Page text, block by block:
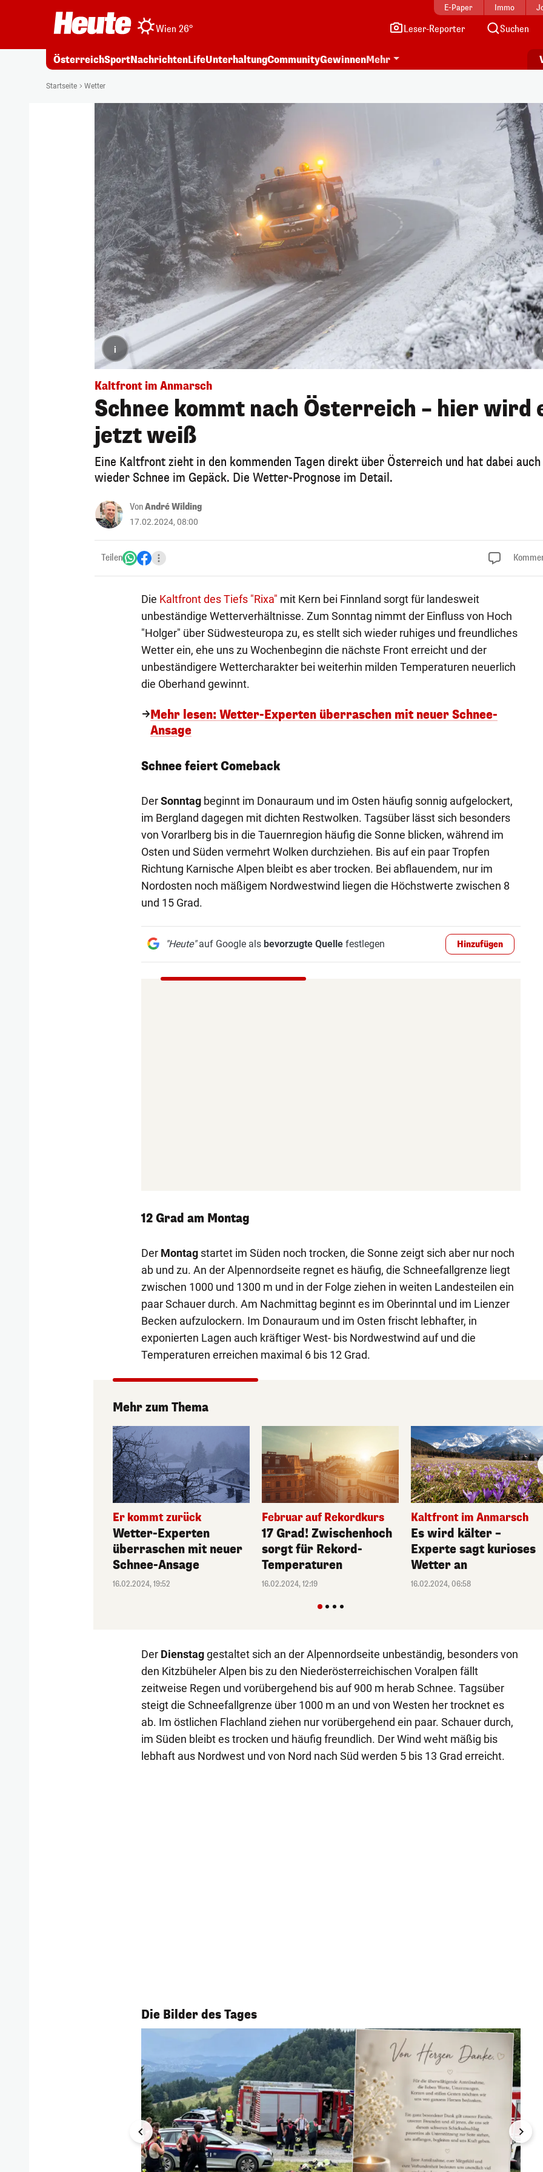
E-Paper Immo
Wien 26° Leser-Reporter Suchen
ÖsterreichSportNachrichtenLifeUnterhaltungCommunityGewinnenMehr
Startseite Wetter
i
Kaltfront im Anmarsch
Schnee kommt nach Österreich – hier wird
jetzt weiß
Eine Kaltfront zieht in den kommenden Tagen direkt über Österreich und hat dabei auch
wieder Schnee im Gepäck. Die Wetter-Prognose im Detail.
VonAndré Wilding
17.02.2024, 08:00
Teilen
Die Kaltfront des Tiefs "Rixa" mit Kern bei Finnland sorgt für landesweit
unbeständige Wetterverhältnisse. Zum Sonntag nimmt der Einfluss von Hoch
"Holger" über Südwesteuropa zu, es stellt sich wieder ruhiges und freundliches
Wetter ein, ehe uns zu Wochenbeginn die nächste Front erreicht und der
unbeständigere Wettercharakter bei weiterhin milden Temperaturen neuerlich
die Oberhand gewinnt.
Mehr lesen: Wetter-Experten überraschen mit neuer Schnee-
Ansage
Schnee feiert Comeback
DerSonntagbeginnt im Donauraum und im Osten häufig sonnig aufgelockert,
im Bergland dagegen mit dichten Restwolken. Tagsüber lässt sich besonders
von Vorarlberg bis in die Tauernregion häufig die Sonne blicken, während im
Osten und Süden vermehrt Wolken durchziehen. Bis auf ein paar Tropfen
Richtung Karnische Alpen bleibt es aber trocken. Bei abflauendem, nur im
Nordosten noch mäßigem Nordwestwind liegen die Höchstwerte zwischen 8
und 15 Grad.
"Heute"auf Google als bevorzugte Quellefestlegen Hinzufügen
12 Grad am Montag
Der Montagstartet im Süden noch trocken, die Sonne zeigt sich aber nur noch
ab und zu. An der Alpennordseite regnet es häufig, die Schneefallgrenze liegt
zwischen 1000 und 1300 m und in der Folge ziehen in weiten Landesteilen ein
paar Schauer durch. Am Nachmittag beginnt es im Oberinntal und im Lienzer
Becken aufzulockern. Im Donauraum und im Osten frischt lebhafter, in
exponierten Lagen auch kräftiger West- bis Nordwestwind auf und die
Temperaturen erreichen maximal 6 bis 12 Grad.
Mehr zum Thema
Er kommt zurück
Wetter-Experten
überraschen mit neuer
Schnee-Ansage
16.02.2024, 19:52
Februar auf Rekordkurs
17 Grad! Zwischenhoch
sorgt für Rekord-
Temperaturen
16.02.2024, 12:19
Kaltfront im Anmarsch
Es wird kälter –
Experte sagt kurioses
Wetter an
16.02.2024, 06:58
Der Dienstaggestaltet sich an der Alpennordseite unbeständig, besonders von
den Kitzbüheler Alpen bis zu den Niederösterreichischen Voralpen fällt
zeitweise Regen und vorübergehend bis auf 900 m herab Schnee. Tagsüber
steigt die Schneefallgrenze über 1000 m an und von Westen her trocknet es
ab. Im östlichen Flachland ziehen nur vorübergehend ein paar. Schauer durch,
im Süden bleibt es trocken und häufig freundlich. Der Wind weht mäßig bis
lebhaft aus Nordwest und von Nord nach Süd werden 5 bis 13 Grad erreicht.
Die Bilder des Tages
1/56